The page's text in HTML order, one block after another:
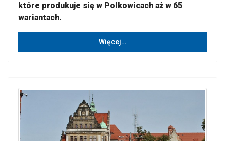
które produkuje się w Polkowicach aż w 65
wariantach.
Więcej…